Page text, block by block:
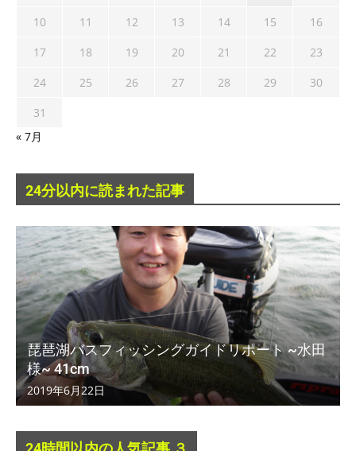
10
11 12 13 14 15
16
17
18 19 20 21 22
23
24
25 26 27 28 29
30
31
« 7月
24分以内に読まれた記事
琵琶湖バスフィッシングガイドリポート ~水田
様~ 41cm
2019年6月22日